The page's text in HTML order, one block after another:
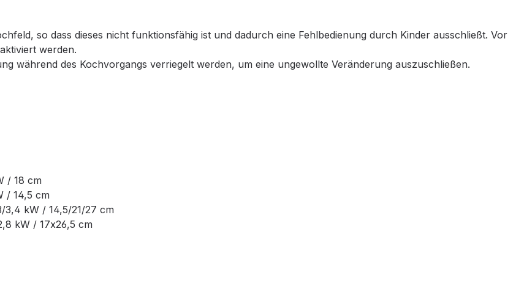
so dass dieses nicht funktionsfähig ist und dadurch eine Fehlbedienung durch Kinder ausschließt. Vor
werden.
während des Kochvorgangs verriegelt werden, um eine ungewollte Veränderung auszuschließen.
/ 18 cm
/ 14,5 cm
3,4 kW / 14,5/21/27 cm
kW / 17x26,5 cm